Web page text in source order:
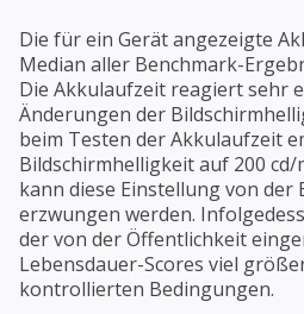
Die für ein Gerät angezeigte
Median aller Benchmark-
Die Akkulaufzeit reagiert sehr
Änderungen der
beim Testen der Akkulaufzeit
Bildschirmhelligkeit auf 200
kann diese Einstellung von der
erzwungen werden.
der von der Öffentlichkeit
Lebensdauer-Scores viel
kontrollierten Bedingungen.